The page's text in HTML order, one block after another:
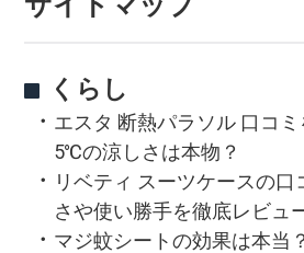
くらし
エスタ 断熱パラソル 口コ
5℃の涼しさは本物？
リベティ スーツケースの
さや使い勝手を徹底レビュ
マジ蚊シートの効果は本当